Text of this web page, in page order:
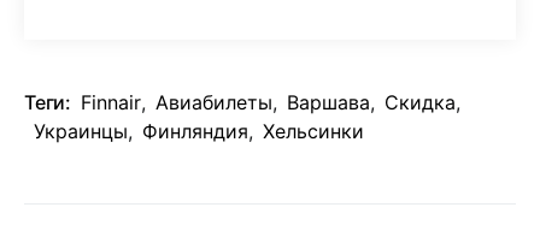
Теги: Finnair, Авиабилеты, Варшава, Скидка,
Украинцы, Финляндия, Хельсинки